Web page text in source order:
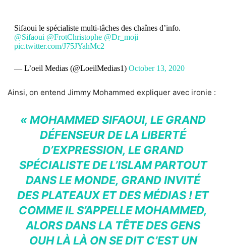
Sifaoui le spécialiste multi-tâches des chaînes d’info.
@Sifaoui @FrotChristophe @Dr_moji
pic.twitter.com/J75JYahMc2
— L’oeil Medias (@LoeilMedias1) October 13, 2020
Ainsi, on entend Jimmy Mohammed expliquer avec ironie :
« MOHAMMED SIFAOUI, LE GRAND
DÉFENSEUR DE LA LIBERTÉ
D’EXPRESSION, LE GRAND
SPÉCIALISTE DE L’ISLAM PARTOUT
DANS LE MONDE, GRAND INVITÉ
DES PLATEAUX ET DES MÉDIAS ! ET
COMME IL S’APPELLE MOHAMMED,
ALORS DANS LA TÊTE DES GENS
OUH LÀ LÀ ON SE DIT C’EST UN